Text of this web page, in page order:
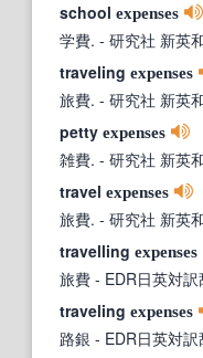
school expenses
学費. - 研究社 新英
traveling expenses
旅費. - 研究社 新英
petty expenses
雑費. - 研究社 新英
travel expenses
旅費. - 研究社 新英
travelling expenses
旅費 - EDR日英対訳
traveling expenses
路銀 - EDR日英対訳